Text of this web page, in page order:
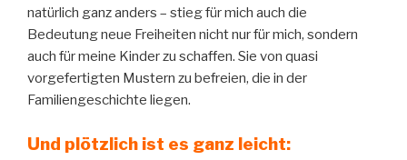
natürlich ganz anders – stieg für mich auch die
Bedeutung neue Freiheiten nicht nur für mich, sondern
auch für meine Kinder zu schaffen. Sie von quasi
vorgefertigten Mustern zu befreien, die in der
Familiengeschichte liegen.
Und plötzlich ist es ganz leicht: